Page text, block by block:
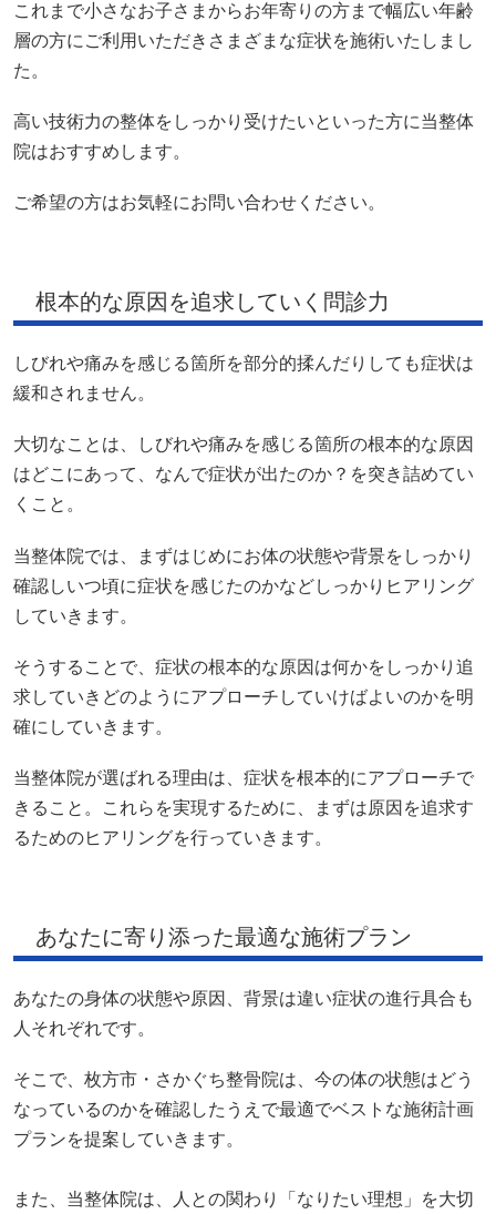
これまで小さなお子さまからお年寄りの方まで幅広い年齢
層の方にご利用いただきさまざまな症状を施術いたしまし
た。
高い技術力の整体をしっかり受けたいといった方に当整体
院はおすすめします。
ご希望の方はお気軽にお問い合わせください。
根本的な原因を追求していく問診力
しびれや痛みを感じる箇所を部分的揉んだりしても症状は
緩和されません。
大切なことは、しびれや痛みを感じる箇所の根本的な原因
はどこにあって、なんで症状が出たのか？を突き詰めてい
くこと。
当整体院では、まずはじめにお体の状態や背景をしっかり
確認しいつ頃に症状を感じたのかなどしっかりヒアリング
していきます。
そうすることで、症状の根本的な原因は何かをしっかり追
求していきどのようにアプローチしていけばよいのかを明
確にしていきます。
当整体院が選ばれる理由は、症状を根本的にアプローチで
きること。これらを実現するために、まずは原因を追求す
るためのヒアリングを行っていきます。
あなたに寄り添った最適な施術プラン
あなたの身体の状態や原因、背景は違い症状の進行具合も
人それぞれです。
そこで、枚方市・さかぐち整骨院は、今の体の状態はどう
なっているのかを確認したうえで最適でベストな施術計画
プランを提案していきます。
また、当整体院は、人との関わり「なりたい理想」を大切